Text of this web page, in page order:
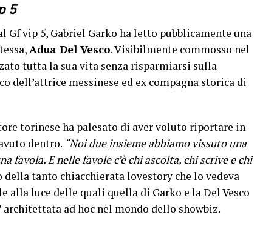
5
Gf vip 5, Gabriel Garko ha letto pubblicamente una
Adua Del Vesco. Visibilmente commosso nel
tutta la sua vita senza risparmiarsi sulla
dell’attrice messinese ed ex compagna storica di
torinese ha palesato di aver voluto riportare in
dentro. “Noi due insieme abbiamo vissuto una
favola. E nelle favole c’è chi ascolta, chi scrive e chi
tanto chiacchierata lovestory che lo vedeva
alla luce delle quali quella di Garko e la Del Vesco
ad hoc nel mondo dello showbiz.